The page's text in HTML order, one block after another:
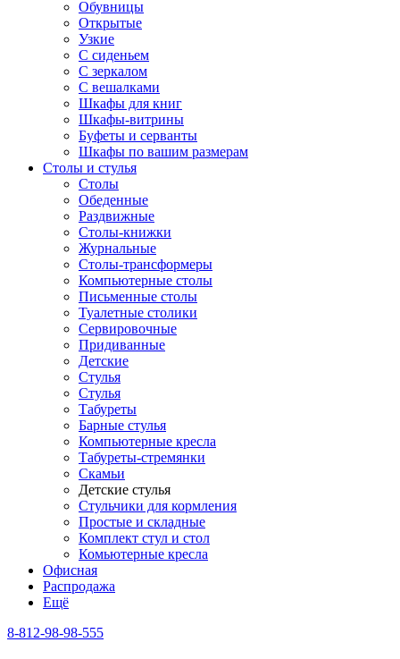
Обувницы
Открытые
Узкие
С сиденьем
С зеркалом
С вешалками
Шкафы для книг
Шкафы-витрины
Буфеты и серванты
Шкафы по вашим размерам
Столы и стулья
Столы
Обеденные
Раздвижные
Столы-книжки
Журнальные
Столы-трансформеры
Компьютерные столы
Письменные столы
Туалетные столики
Сервировочные
Придиванные
Детские
Стулья
Стулья
Табуреты
Барные стулья
Компьютерные кресла
Табуреты-стремянки
Скамьи
Детские стулья
Стульчики для кормления
Простые и складные
Комплект стул и стол
Комьютерные кресла
Офисная
Распродажа
Eщё
8-812-98-98-555